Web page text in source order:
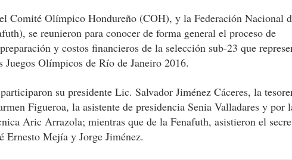
Comité Olímpico Hondureño (COH), y la Federación Nacional
se reunieron para conocer de forma general el proceso de
y costos financieros de la selección sub-23 que
Juegos Olímpicos de Río de Janeiro 2016.
su presidente Lic. Salvador Jiménez Cáceres, la
Figueroa, la asistente de presidencia Senia Valladares y por
Aric Arrazola; mientras que de la Fenafuth, asistieron el
Ernesto Mejía y Jorge Jiménez.